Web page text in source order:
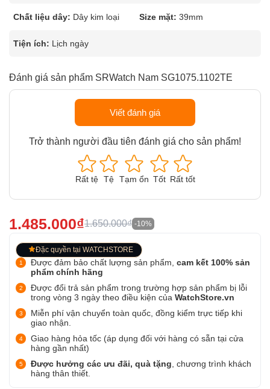
Chất liệu dây: Dây kim loại Size mặt: 39mm
Tiện ích: Lịch ngày
Đánh giá sản phẩm SRWatch Nam SG1075.1102TE
Viết đánh giá
Trở thành người đầu tiên đánh giá cho sản phẩm!
Rất tệ Tệ Tạm ổn Tốt Rất tốt
1.485.000₫1.650.000₫ -10%
Đặc quyền tại WATCHSTORE
Được đảm bảo chất lượng sản phẩm, cam kết 100% sản
phẩm chính hãng
Được đổi trả sản phẩm trong trường hợp sản phẩm bị lỗi
trong vòng 3 ngày theo điều kiện của WatchStore.vn
Miễn phí vận chuyển toàn quốc, đồng kiểm trực tiếp khi
giao nhận.
Giao hàng hỏa tốc (áp dụng đối với hàng có sẵn tại cửa
hàng gần nhất)
Được hưởng các ưu đãi, quà tặng , chương trình khách
hàng thân thiết.